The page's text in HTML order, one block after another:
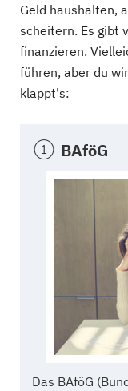
Geld haushalten,
scheitern. Es gibt
finanzieren.
führen, aber du
klappt's:
BAföG
Das BAföG